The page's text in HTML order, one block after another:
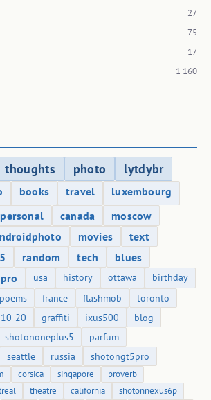
27
75
17
1 160
thoughts photo
lytdybr
books travel
luxembourg
personal canada
moscow
movies
text
random tech
blues
usa history ottawa
birthday
poems france flashmob
toronto
10-20 graffiti ixus500
blog
shotononeplus5
parfum
seattle russia shotongt5pro
corsica singapore
proverb
theatre california
shotonnexus6p